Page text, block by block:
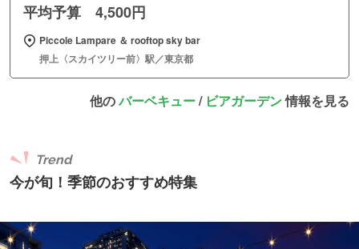
平均予算 4,500円
Piccole Lampare ＆ rooftop sky bar
押上〈スカイツリー前〉駅／東京都
他のバーベキュー/ ビアガーデン情報を見る
今が旬！季節のおすすめ特集
Trend